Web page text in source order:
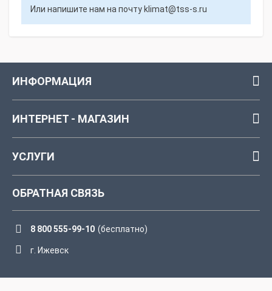
Или напишите нам на почту klimat@tss-s.ru
ИНФОРМАЦИЯ
ИНТЕРНЕТ - МАГАЗИН
УСЛУГИ
ОБРАТНАЯ СВЯЗЬ
8 800 555-99-10 (бесплатно)
г. Ижевск